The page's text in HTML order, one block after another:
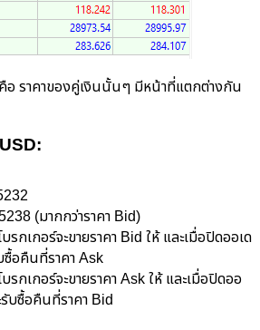
คือ ราคาของคู่เงินนั้นๆ มีหน้าที่แตกต่างกัน
(มากกว่าราคา Bid)
รกเกอร์จะขายราคา Bid ให้ และเมื่อปิดออเด
ซื้อคืนที่ราคา Ask
รกเกอร์จะขายราคา Ask ให้ และเมื่อปิดออ
รับซื้อคืนที่ราคา Bid